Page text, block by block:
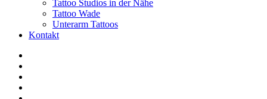
Tattoo Studios in der Nähe
Tattoo Wade
Unterarm Tattoos
Kontakt